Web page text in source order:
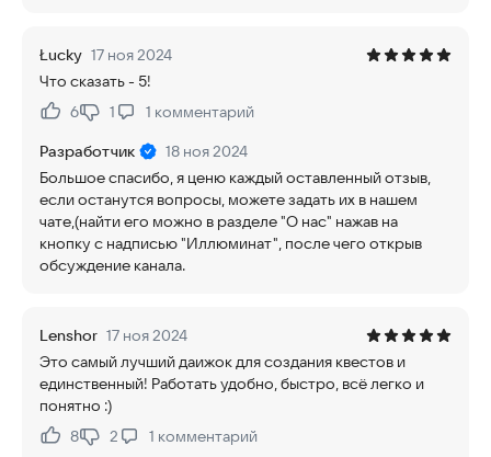
Łucky 17 ноя 2024
Что сказать - 5!
Нравится:
6Не нравится:
1 1 комментарий
Разработчик
18 ноя 2024
Большое спасибо, я ценю каждый оставленный отзыв,
если останутся вопросы, можете задать их в нашем
чате,(найти его можно в разделе "О нас" нажав на
кнопку с надписью "Иллюминат", после чего открыв
обсуждение канала.
Lenshor 17 ноя 2024
Это самый лучший даижок для создания квестов и
единственный! Работать удобно, быстро, всё легко и
понятно :)
Нравится:
8Не нравится:
2 1 комментарий